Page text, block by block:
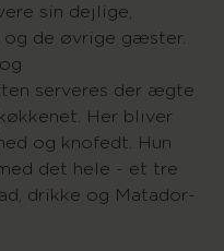
sin dejlige,
og de øvrige gæster.
serveres der ægte
Her bliver
og knofedt. Hun
det hele - et tre
drikke og Matador-